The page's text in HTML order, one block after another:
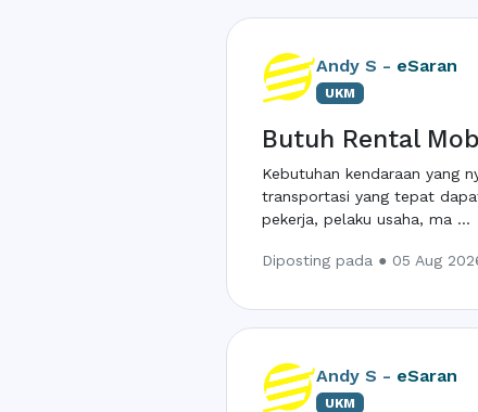
Andy S - eSaran
UKM
Butuh Rental
Kebutuhan kendaraan yang
transportasi yang tepat
pekerja, pelaku usaha, ma ...
Diposting pada ● 05 Aug
Andy S - eSaran
UKM